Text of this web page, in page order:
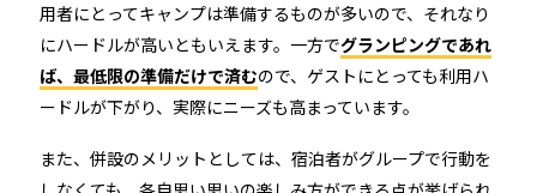
用者にとってキャンプは準備するものが多いので、それなり
にハードルが高いともいえます。一方でグランピングであれ
ば、最低限の準備だけで済むので、ゲストにとっても利用ハ
ードルが下がり、実際にニーズも高まっています。
また、併設のメリットとしては、宿泊者がグループで行動を
施工会社様向け資料